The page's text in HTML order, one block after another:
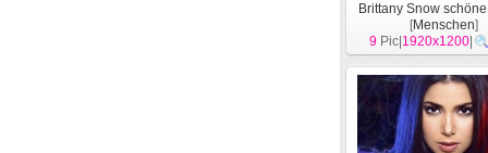
Brittany Snow
[Menschen]
9 Pic| 1920x1200